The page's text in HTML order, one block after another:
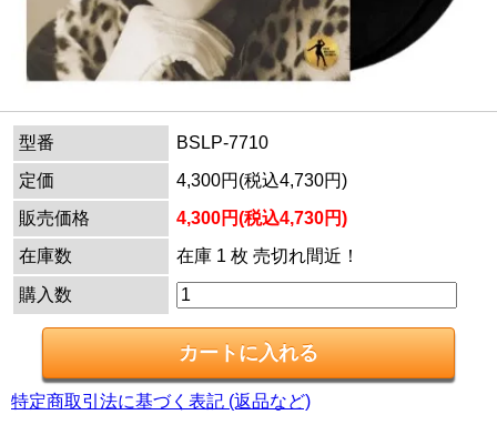
型番
BSLP-7710
定価
4,300円(税込4,730円)
販売価格
4,300円(税込4,730円)
在庫数
在庫 1 枚 売切れ間近！
購入数
特定商取引法に基づく表記 (返品など)